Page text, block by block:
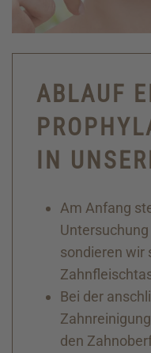
ABLAUF
IN
Am Anfang
sondieren wir
Bei der
den